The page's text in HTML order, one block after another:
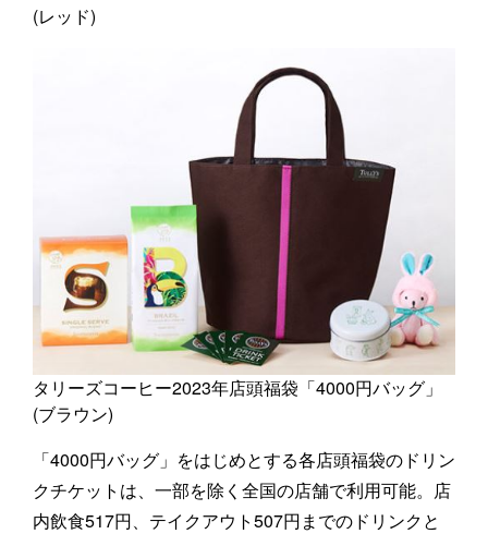
(レッド)
タリーズコーヒー2023年店頭福袋「4000円バッグ」
(ブラウン)
「4000円バッグ」をはじめとする各店頭福袋のドリン
クチケットは、一部を除く全国の店舗で利用可能。店
内飲食517円、テイクアウト507円までのドリンクと